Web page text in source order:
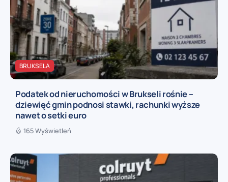
BRUKSELA
Podatek od nieruchomości w Brukseli rośnie –
dziewięć gmin podnosi stawki, rachunki wyższe
nawet o setki euro
165 Wyświetleń